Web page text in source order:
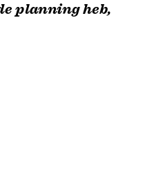
planning heb,